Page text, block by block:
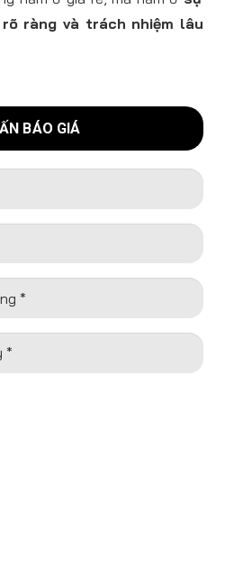
ràng và trách nhiệm lâu
BÁO GIÁ
*
*